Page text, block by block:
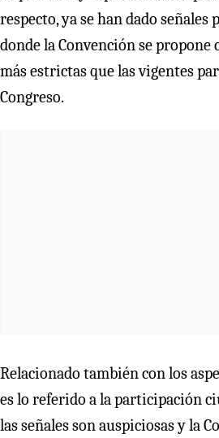
respecto, ya se han dado señales
donde la Convención se
más estrictas que las vigentes
Congreso.
Relacionado también con los
es lo referido a la participación
las señales son auspiciosas y la